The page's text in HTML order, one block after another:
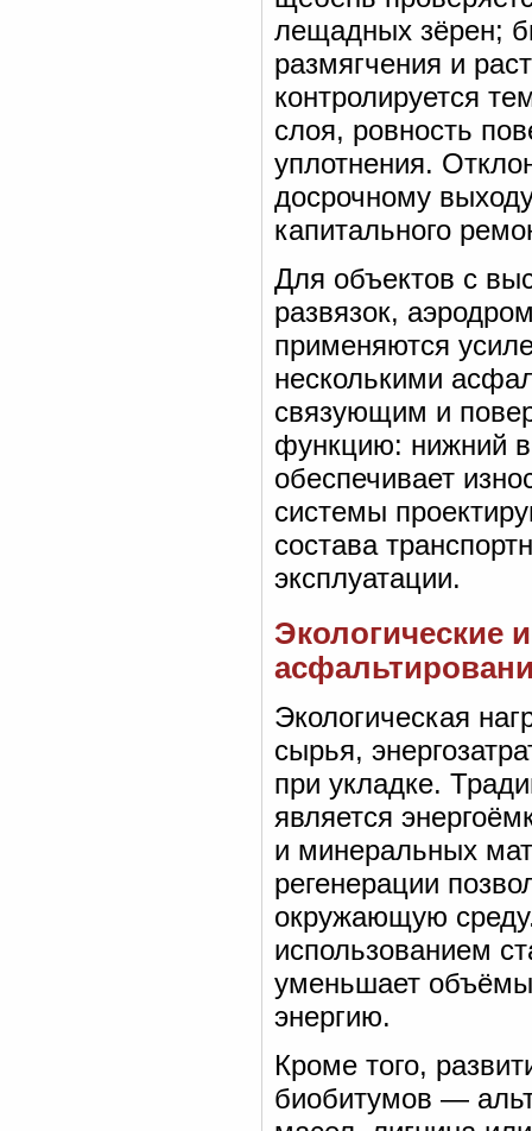
лещадных зёрен;
размягчения и
контролируется
слоя, ровность
уплотнения.
досрочному
капитального
Для объектов с
развязок,
применяются
несколькими
связующим и
функцию: нижний
обеспечивает
системы
состава
эксплуатации.
Экологические
Экологическая
сырья,
при укладке.
является
и минеральных
регенерации
окружающую
использованием
уменьшает объёмы
энергию.
Кроме того,
биобитумов —